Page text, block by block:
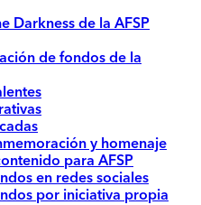
Darkness de la AFSP
de fondos de la
y homenaje
para AFSP
en redes sociales
por iniciativa propia